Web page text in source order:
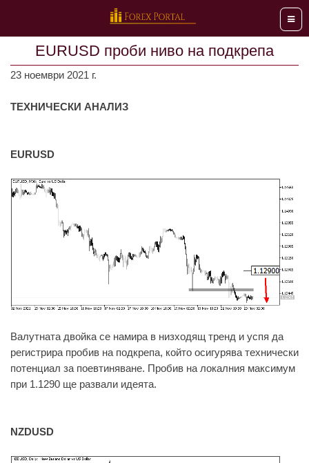
Меню
EURUSD проби ниво на подкрепа
23 ноември 2021 г.
ТЕХНИЧЕСКИ АНАЛИЗ
EURUSD
Валутната двойка се намира в низходящ тренд и успя да
регистрира пробив на подкрепа, който осигурява технически
потенциал за поевтиняване. Пробив на локалния максимум
при 1.1290 ще развали идеята.
NZDUSD